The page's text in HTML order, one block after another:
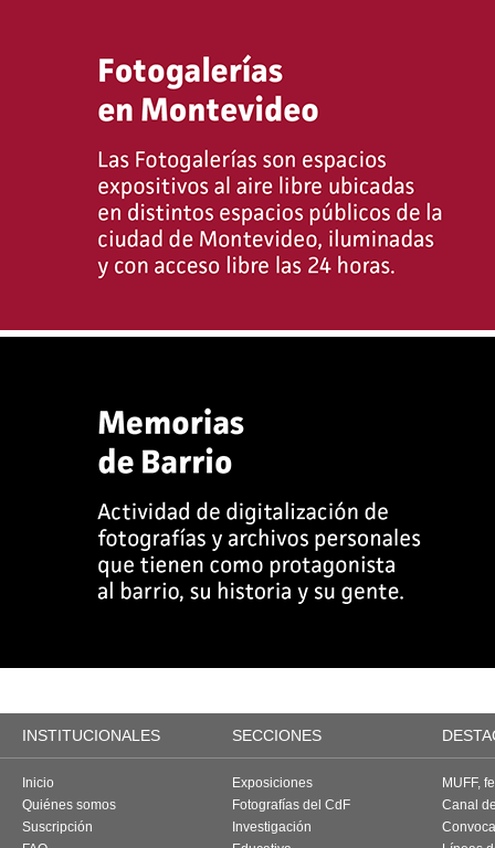
INSTITUCIONALES SECCIONES
Inicio
Quiénes somos
Suscripción
Exposiciones
Fotografías del CdF
Investigación
MUFF,
Canal